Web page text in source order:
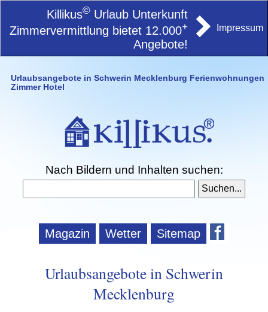
Killikus© Urlaub Unterkunft
Zimmervermittlung bietet 12.000+
Angebote!
Impressum
Urlaubsangebote in Schwerin Mecklenburg Ferienwohnungen
Zimmer Hotel
Nach Bildern und Inhalten suchen:
Magazin Wetter Sitemap
Urlaubsangebote in Schwerin
Mecklenburg